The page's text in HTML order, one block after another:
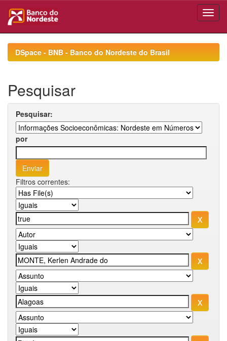
navigationDSpace - BNB - Banco do Nordeste do Brasil
Pesquisar
Pesquisar:
por
Filtros correntes: